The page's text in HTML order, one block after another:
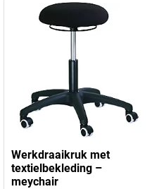
Werkdraaikruk met
textielbekleding –
meychair